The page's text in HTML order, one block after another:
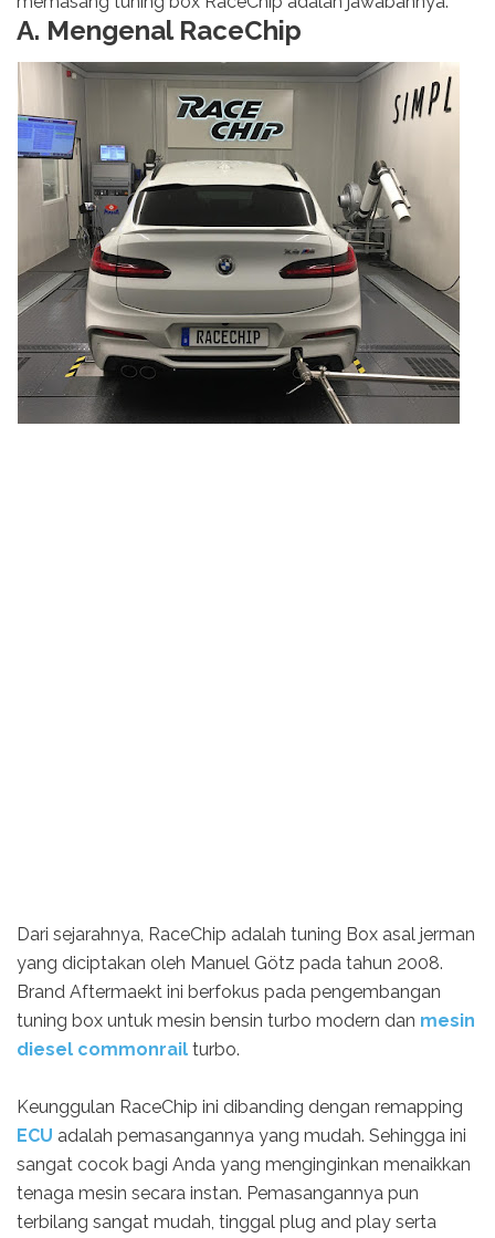
A. Mengenal RaceChip
Dari sejarahnya, RaceChip adalah tuning Box asal jerman
yang diciptakan oleh Manuel Götz pada tahun 2008.
Brand Aftermaekt ini berfokus pada pengembangan
tuning box untuk mesin bensin turbo modern dan mesin
diesel commonrail turbo.
Keunggulan RaceChip ini dibanding dengan remapping
ECU adalah pemasangannya yang mudah. Sehingga ini
sangat cocok bagi Anda yang menginginkan menaikkan
tenaga mesin secara instan. Pemasangannya pun
terbilang sangat mudah, tinggal plug and play serta